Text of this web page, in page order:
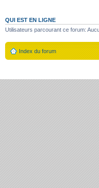
QUI EST EN LIGNE
Utilisateurs parcourant ce forum:
Index du forum